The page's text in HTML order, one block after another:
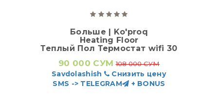
Больше | Ko'proq
Heating Floor
Теплый Пол Термостат wifi 30
90 000 СУМ 108 000 СУМ
Savdolashish
Снизить цену
SMS -> TELEGRAM
+ BONUS